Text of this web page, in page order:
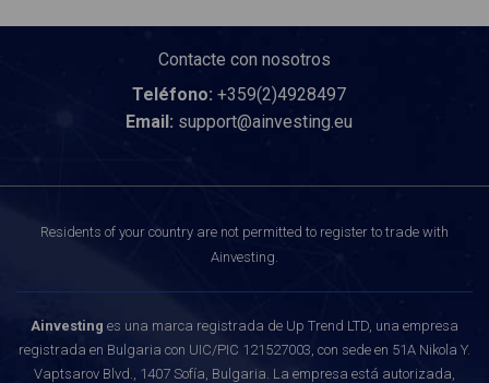
Contacte con nosotros
Teléfono: +359(2)4928497
Email: support@ainvesting.eu
Residents of your country are not permitted to register to trade with
Ainvesting.
Ainvesting es una marca registrada de Up Trend LTD, una empresa
registrada en Bulgaria con UIC/PIC 121527003, con sede en 51A Nikola Y.
Vaptsarov Blvd., 1407 Sofía, Bulgaria. La empresa está autorizada,